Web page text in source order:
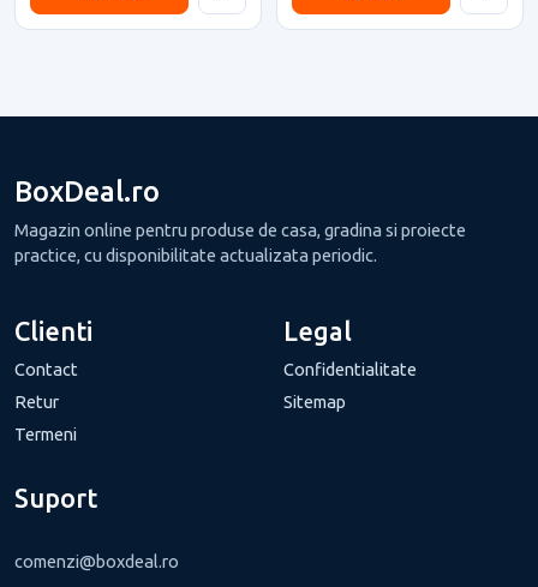
BoxDeal.ro
Magazin online pentru produse de casa, gradina si proiecte
practice, cu disponibilitate actualizata periodic.
Clienti
Contact
Retur
Termeni
Legal
Confidentialitate
Sitemap
Suport
comenzi@boxdeal.ro